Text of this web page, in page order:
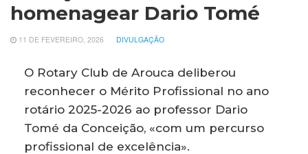
homenagear Dario Tomé
11 DE FEVEREIRO, 2026 DIVULGAÇÃO
O Rotary Club de Arouca deliberou
reconhecer o Mérito Profissional no ano
rotário 2025-2026 ao professor Dario
Tomé da Conceição, «com um percurso
profissional de excelência».